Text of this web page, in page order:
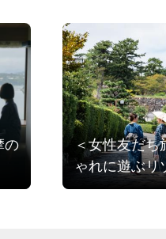
の
＜女性友だち
ゃれに遊ぶリ